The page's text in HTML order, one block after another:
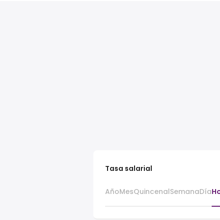
Tasa salarial
AñoMesQuincenalSemanaDía